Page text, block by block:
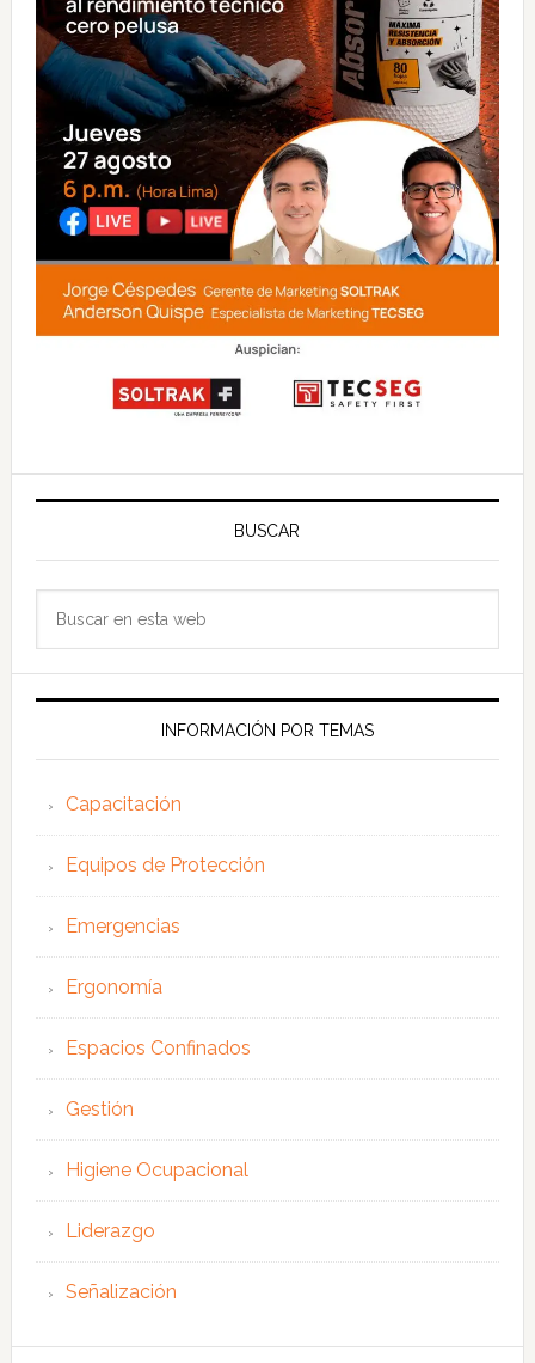
BUSCAR
web
INFORMACIÓN POR TEMAS
Capacitación
Equipos de Protección
Emergencias
Ergonomía
Espacios Confinados
Gestión
Higiene Ocupacional
Liderazgo
Señalización